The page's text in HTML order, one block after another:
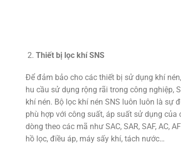
Thiết bị lọc khí SNS
Để đảm bảo cho các thiết bị sử dụng khí
hu cầu sử dụng rộng rãi trong công nghiệp,
khí nén. Bộ lọc khí nén SNS luôn luôn là sự
phù hợp với công suất, áp suất sử dụng
dòng theo các mã như SAC, SAR, SAF, AC,
hồ lọc, điều áp, máy sấy khí, tách nước…